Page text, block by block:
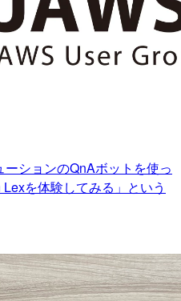
ションのQnAボットを使っ
を体験してみる」という